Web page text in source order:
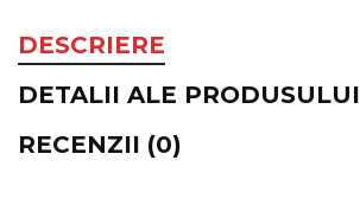
DESCRIERE
DETALII ALE PRODUSULUI
RECENZII (0)